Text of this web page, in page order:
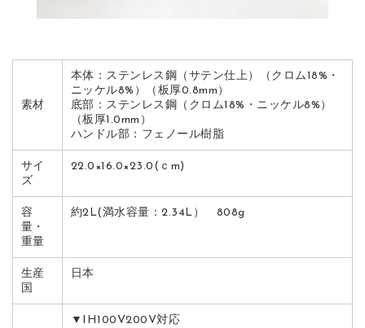
素材
本体：ステンレス鋼（サテン仕上）（クロム18%・
ニッケル8%）（板厚0.8mm）
底部：ステンレス鋼（クロム18%・ニッケル8%）
（板厚1.0mm）
ハンドル部：フェノール樹脂
サイ
ズ
22.0×16.0×23.0(ｃm)
容
量・
重量
約2L(満水容量：2.34L） 808g
生産
国
日本
▼IH100V200V対応